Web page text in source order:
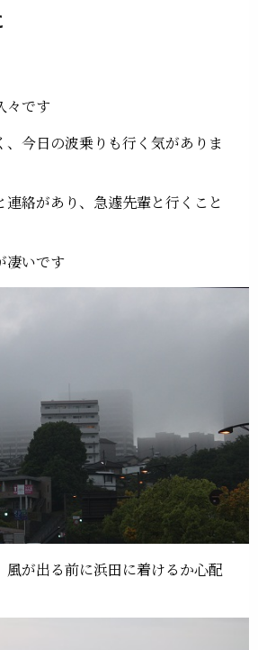
々です
、今日の波乗りも行く気がありま
連絡があり、急遽先輩と行くこと
凄いです
風が出る前に浜田に着けるか心配